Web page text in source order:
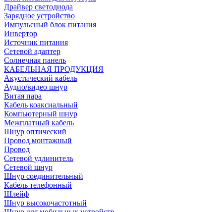
Драйвер светодиода
Зарядное устройство
Импульсный блок питания
Инвертор
Источник питания
Сетевой адаптер
Солнечная панель
КАБЕЛЬНАЯ ПРОДУКЦИЯ
Акустический кабель
Аудио/видео шнур
Витая пара
Кабель коаксиальный
Компьютерный шнур
Межплатный кабель
Шнур оптический
Провод монтажный
Провод
Сетевой удлинитель
Сетевой шнур
Шнур соединительный
Кабель телефонный
Шлейф
Шнур высокочастотный